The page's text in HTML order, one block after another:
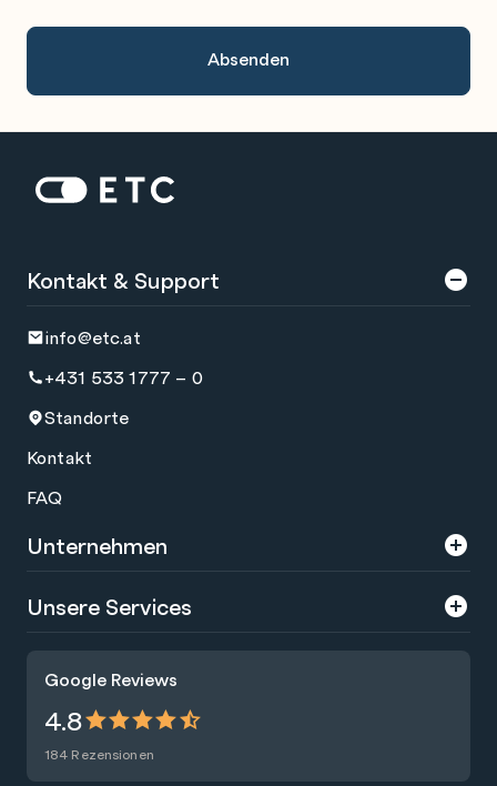
Startseite: ETC
Google Reviews
4.8
184 Rezensionen
Kontakt & Support
info@etc.at
+431 533 1777 – 0
Standorte
Kontakt
FAQ
Unternehmen
Über uns
Presse
Nachhaltigkeit
Blog
Unsere Services